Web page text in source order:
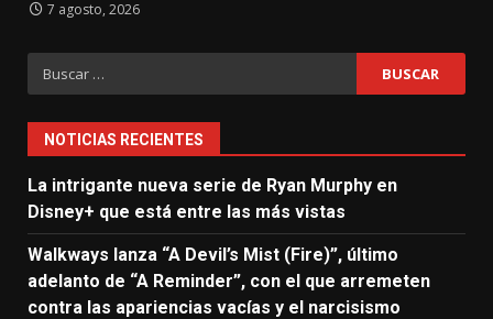
7 agosto, 2026
Buscar:
NOTICIAS RECIENTES
La intrigante nueva serie de Ryan Murphy en
Disney+ que está entre las más vistas
Walkways lanza “A Devil’s Mist (Fire)”, último
adelanto de “A Reminder”, con el que arremeten
contra las apariencias vacías y el narcisismo